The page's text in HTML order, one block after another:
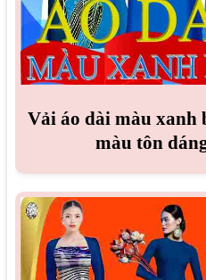
Vải áo dài màu xanh
màu tôn